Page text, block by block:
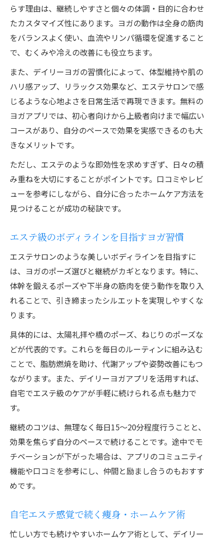
らす理由は、継続しやすさと個々の体調・目的に合わせ
たカスタマイズ性にあります。ヨガの動作は全身の筋肉
をバランスよく使い、血流やリンパ循環を促進すること
で、むくみや冷えの改善にも役立ちます。
また、デイリーヨガの習慣化によって、体型維持や肌の
ハリ感アップ、リラックス効果など、エステサロンで感
じるような心地よさを日常生活で再現できます。無料の
ヨガアプリでは、初心者向けから上級者向けまで幅広い
コースがあり、自分のペースで効果を実感できるのも大
きなメリットです。
ただし、エステのような即効性を求めすぎず、日々の積
み重ねを大切にすることがポイントです。口コミやレビ
ューを参考にしながら、自分に合ったホームケア方法を
見つけることが成功の秘訣です。
エステ級のボディラインを目指すヨガ習慣
エステサロンのような美しいボディラインを目指すに
は、ヨガのポーズ選びと継続がカギとなります。特に、
体幹を鍛えるポーズや下半身の筋肉を使う動作を取り入
れることで、引き締まったシルエットを実現しやすくな
ります。
具体的には、太陽礼拝や橋のポーズ、ねじりのポーズな
どが代表的です。これらを毎日のルーティンに組み込む
ことで、脂肪燃焼を助け、代謝アップや姿勢改善にもつ
ながります。また、デイリーヨガアプリを活用すれば、
自宅でエステ級のケアが手軽に続けられる点も魅力で
す。
継続のコツは、無理なく毎日15～20分程度行うことと、
効果を焦らず自分のペースで続けることです。途中でモ
チベーションが下がった場合は、アプリのコミュニティ
機能や口コミを参考にし、仲間と励まし合うのもおすす
めです。
自宅エステ感覚で続く痩身・ホームケア術
忙しい方でも続けやすいホームケア術として、デイリー